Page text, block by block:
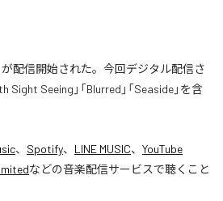
が配信開始された。今回デジタル配信さ
Sight Seeing」「Blurred」「Seaside」を含
、 Spotify、 LINE MUSIC、 YouTube
などの音楽配信サービスで聴くこと